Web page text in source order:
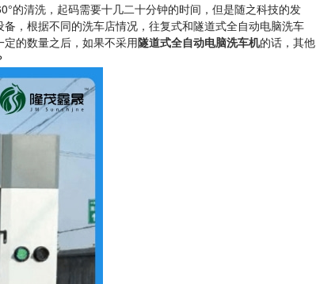
的清洗，起码需要十几二十分钟的时间，但是随之科技的发
，根据不同的洗车店情况，往复式和隧道式全自动电脑洗车
的数量之后，如果不采用隧道式全自动电脑洗车机的话，其他